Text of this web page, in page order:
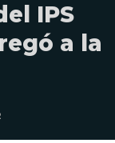
IPS
a la